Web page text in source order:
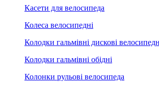
Касети для велосипеда
Колеса велосипедні
Колодки гальмівні дискові
Колодки гальмівні обідні
Колонки рульові велосипеда